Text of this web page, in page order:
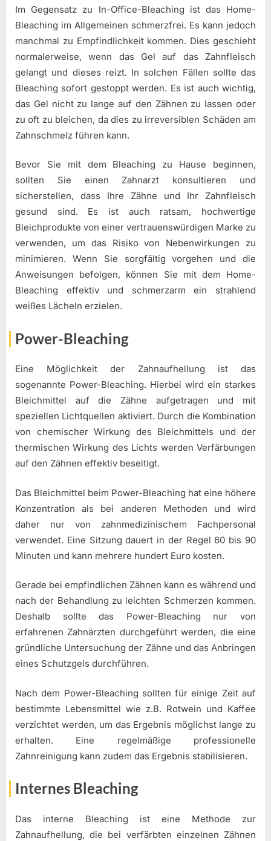
Im Gegensatz zu In-Office-Bleaching ist das Home-
Bleaching im Allgemeinen schmerzfrei. Es kann jedoch
manchmal zu Empfindlichkeit kommen. Dies geschieht
normalerweise, wenn das Gel auf das Zahnfleisch
gelangt und dieses reizt. In solchen Fällen sollte das
Bleaching sofort gestoppt werden. Es ist auch wichtig,
das Gel nicht zu lange auf den Zähnen zu lassen oder
zu oft zu bleichen, da dies zu irreversiblen Schäden am
Zahnschmelz führen kann.
Bevor Sie mit dem Bleaching zu Hause beginnen,
sollten Sie einen Zahnarzt konsultieren und
sicherstellen, dass Ihre Zähne und Ihr Zahnfleisch
gesund sind. Es ist auch ratsam, hochwertige
Bleichprodukte von einer vertrauenswürdigen Marke zu
verwenden, um das Risiko von Nebenwirkungen zu
minimieren. Wenn Sie sorgfältig vorgehen und die
Anweisungen befolgen, können Sie mit dem Home-
Bleaching effektiv und schmerzarm ein strahlend
weißes Lächeln erzielen.
Power-Bleaching
Eine Möglichkeit der Zahnaufhellung ist das
sogenannte Power-Bleaching. Hierbei wird ein starkes
Bleichmittel auf die Zähne aufgetragen und mit
speziellen Lichtquellen aktiviert. Durch die Kombination
von chemischer Wirkung des Bleichmittels und der
thermischen Wirkung des Lichts werden Verfärbungen
auf den Zähnen effektiv beseitigt.
Das Bleichmittel beim Power-Bleaching hat eine höhere
Konzentration als bei anderen Methoden und wird
daher nur von zahnmedizinischem Fachpersonal
verwendet. Eine Sitzung dauert in der Regel 60 bis 90
Minuten und kann mehrere hundert Euro kosten.
Gerade bei empfindlichen Zähnen kann es während und
nach der Behandlung zu leichten Schmerzen kommen.
Deshalb sollte das Power-Bleaching nur von
erfahrenen Zahnärzten durchgeführt werden, die eine
gründliche Untersuchung der Zähne und das Anbringen
eines Schutzgels durchführen.
Nach dem Power-Bleaching sollten für einige Zeit auf
bestimmte Lebensmittel wie z.B. Rotwein und Kaffee
verzichtet werden, um das Ergebnis möglichst lange zu
erhalten. Eine regelmäßige professionelle
Zahnreinigung kann zudem das Ergebnis stabilisieren.
Internes Bleaching
Das interne Bleaching ist eine Methode zur
Zahnaufhellung, die bei verfärbten einzelnen Zähnen